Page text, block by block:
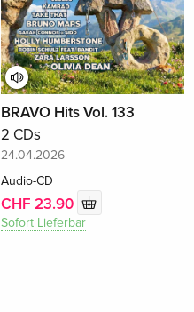
BRAVO Hits Vol. 133
2 CDs
24.04.2026
Audio-CD
CHF 23.90
Sofort Lieferbar